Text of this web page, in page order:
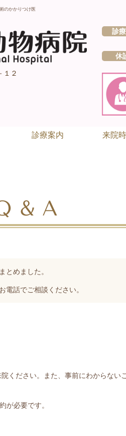
のかかりつけ医
１２
診
休
診療案内 来院
& A
とめました。
話でご相談ください。
ください。また、事前にわからない
が必要です。